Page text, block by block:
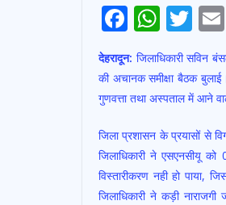
F
ac
e
b
o
k
W
h
at
s
A
p
p
T
w
itt
er
देहरादून: जिलाधिकारी सविन
की अचानक समीक्षा बैठक
गुणवत्ता तथा अस्पताल में आने
जिला प्रशासन के प्रयासों से
जिलाधिकारी ने एसएनसीयू
विस्तारीकरण नही हो पाया,
जिलाधिकारी ने कड़ी